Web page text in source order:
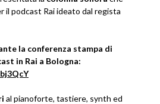
il podcast Rai ideato dal regista
la conferenza stampa di
in Rai a Bologna:
al pianoforte, tastiere, synth ed